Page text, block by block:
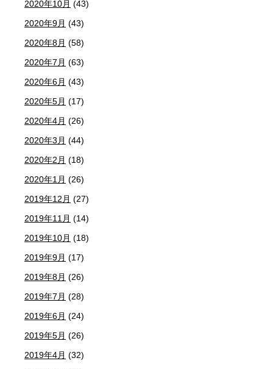
2020年10月 (43)
2020年9月 (43)
2020年8月 (58)
2020年7月 (63)
2020年6月 (43)
2020年5月 (17)
2020年4月 (26)
2020年3月 (44)
2020年2月 (18)
2020年1月 (26)
2019年12月 (27)
2019年11月 (14)
2019年10月 (18)
2019年9月 (17)
2019年8月 (26)
2019年7月 (28)
2019年6月 (24)
2019年5月 (26)
2019年4月 (32)